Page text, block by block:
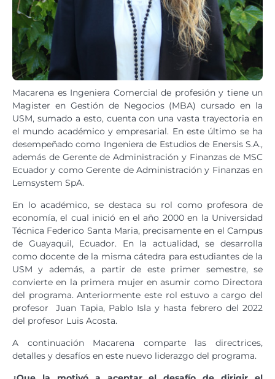
Macarena es Ingeniera Comercial de profesión y tiene un
Magister en Gestión de Negocios (MBA) cursado en la
USM, sumado a esto, cuenta con una vasta trayectoria en
el mundo académico y empresarial. En este último se ha
desempeñado como Ingeniera de Estudios de Enersis S.A.,
además de Gerente de Administración y Finanzas de MSC
Ecuador y como Gerente de Administración y Finanzas en
Lemsystem SpA.
En lo académico, se destaca su rol como profesora de
economía, el cual inició en el año 2000 en la Universidad
Técnica Federico Santa Maria, precisamente en el Campus
de Guayaquil, Ecuador. En la actualidad, se desarrolla
como docente de la misma cátedra para estudiantes de la
USM y además, a partir de este primer semestre, se
convierte en la primera mujer en asumir como Directora
del programa. Anteriormente este rol estuvo a cargo del
profesor Juan Tapia, Pablo Isla y hasta febrero del 2022
del profesor Luis Acosta.
A continuación Macarena comparte las directrices,
detalles y desafíos en este nuevo liderazgo del programa.